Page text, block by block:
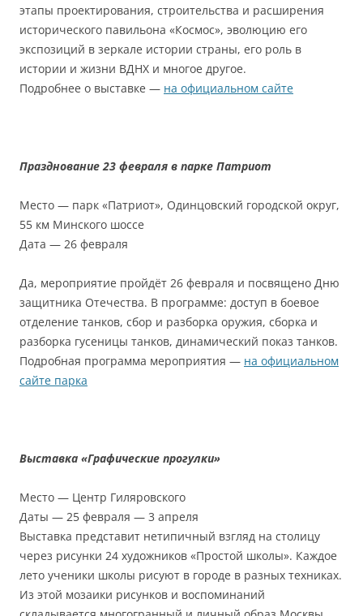
этапы проектирования, строительства и расширения
исторического павильона «Космос», эволюцию его
экспозиций в зеркале истории страны, его роль в
истории и жизни ВДНХ и многое другое.
Подробнее о выставке — на официальном сайте
Празднование 23 февраля в парке Патриот
Место — парк «Патриот», Одинцовский городской округ,
55 км Минского шоссе
Дата — 26 февраля
Да, мероприятие пройдёт 26 февраля и посвящено Дню
защитника Отечества. В программе: доступ в боевое
отделение танков, сбор и разборка оружия, сборка и
разборка гусеницы танков, динамический показ танков.
Подробная программа мероприятия — на официальном
сайте парка
Выставка «Графические прогулки»
Место — Центр Гиляровского
Даты — 25 февраля — 3 апреля
Выставка представит нетипичный взгляд на столицу
через рисунки 24 художников «Простой школы». Каждое
лето ученики школы рисуют в городе в разных техниках.
Из этой мозаики рисунков и воспоминаний